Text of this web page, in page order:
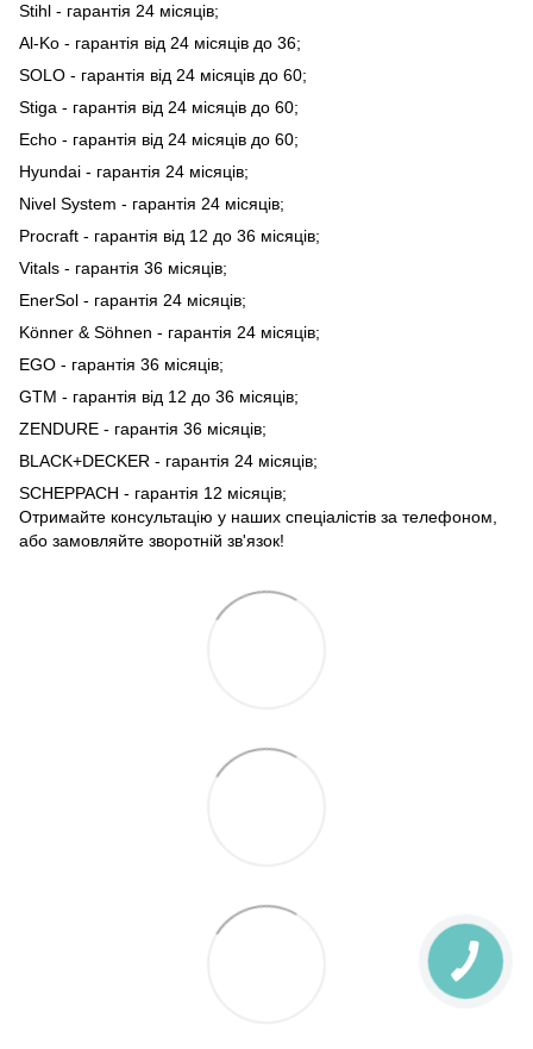
Stihl - гарантія 24 місяців;
Al-Ko - гарантія від 24 місяців до 36;
SOLO - гарантія від 24 місяців до 60;
Stiga - гарантія від 24 місяців до 60;
Echo - гарантія від 24 місяців до 60;
Hyundai - гарантія 24 місяців;
Nivel System - гарантія 24 місяців;
Procraft - гарантія від 12 до 36 місяців;
Vitals - гарантія 36 місяців;
EnerSol - гарантія 24 місяців;
Könner & Söhnen - гарантія 24 місяців;
EGO - гарантія 36 місяців;
GTM - гарантія від 12 до 36 місяців;
ZENDURE - гарантія 36 місяців;
BLACK+DECKER - гарантія 24 місяців;
SCHEPPACH - гарантія 12 місяців;
Отримайте консультацію у наших спеціалістів за телефоном,
або замовляйте зворотній зв'язок!